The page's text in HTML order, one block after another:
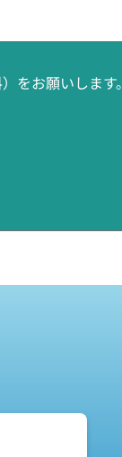
をお願いします。